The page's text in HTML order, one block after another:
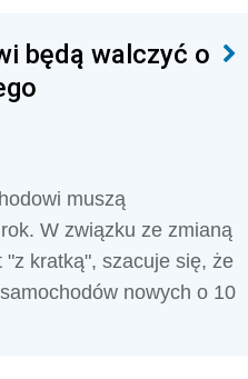
będą walczyć o
muszą
W związku ze zmianą
kratką", szacuje się, że
nowych o 10